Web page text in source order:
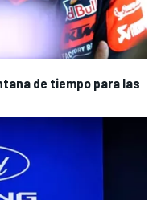
de tiempo para las